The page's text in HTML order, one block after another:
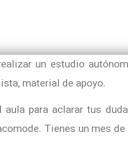
un estudio
material de apoyo.
para aclarar tus
Tienes un mes